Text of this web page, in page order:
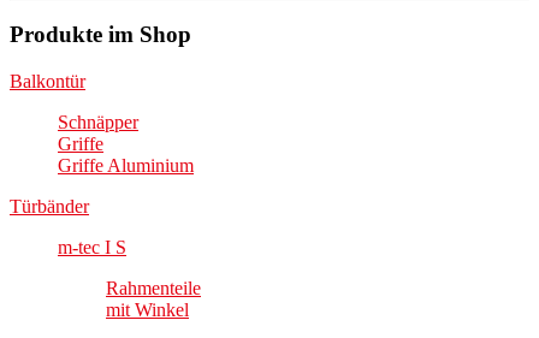
Produkte im Shop
Balkontür
Schnäpper
Griffe
Griffe Aluminium
Türbänder
m-tec I S
Rahmenteile
mit Winkel